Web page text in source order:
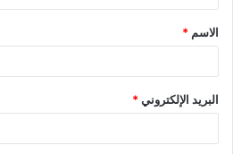
ق
*
الاسم *
البريد الإلكتروني*